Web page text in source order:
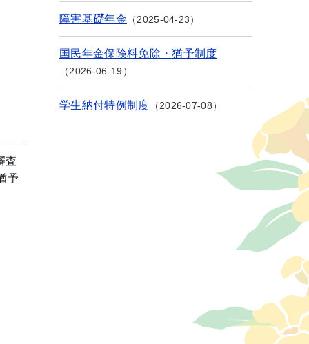
査
予
障害基礎年金 2025-04-23
国民年金保険料免除・猶予制度
2026-06-19
学生納付特例制度 2026-07-08